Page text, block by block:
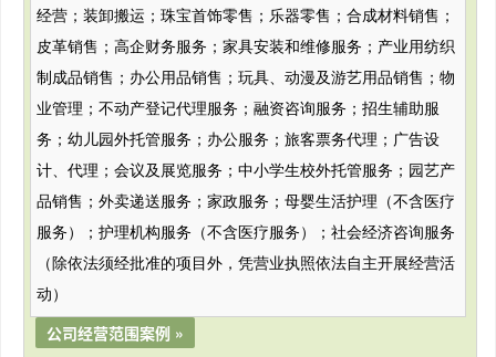
经营；装卸搬运；珠宝首饰零售；乐器零售；合成材料销售；
皮革销售；高企财务服务；家具安装和维修服务；产业用纺织
制成品销售；办公用品销售；玩具、动漫及游艺用品销售；物
业管理；不动产登记代理服务；融资咨询服务；招生辅助服
务；幼儿园外托管服务；办公服务；旅客票务代理；广告设
计、代理；会议及展览服务；中小学生校外托管服务；园艺产
品销售；外卖递送服务；家政服务；母婴生活护理（不含医疗
服务）；护理机构服务（不含医疗服务）；社会经济咨询服务
（除依法须经批准的项目外，凭营业执照依法自主开展经营活
动）
公司经营范围案例 »